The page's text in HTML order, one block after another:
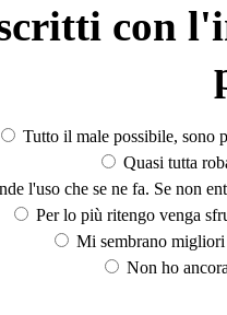
con
Tutto il male possibile, sono
Quasi tutta
l'uso che se ne fa. Se non
Per lo più ritengo venga
Mi sembrano
Non ho